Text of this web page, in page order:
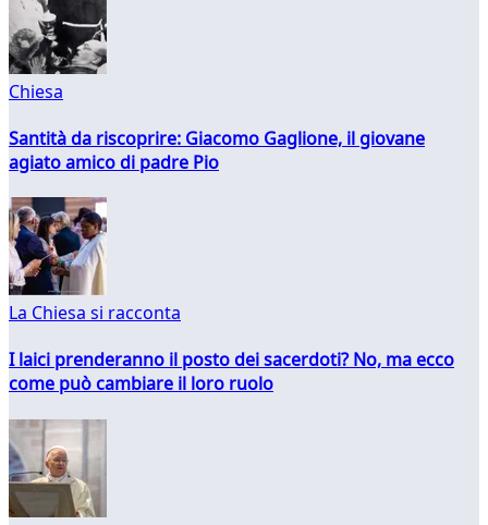
Chiesa
Santità da riscoprire: Giacomo Gaglione, il giovane
agiato amico di padre Pio
La Chiesa si racconta
I laici prenderanno il posto dei sacerdoti? No, ma ecco
come può cambiare il loro ruolo